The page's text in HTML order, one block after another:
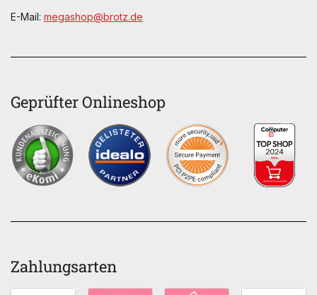
E-Mail: megashop@brotz.de
Geprüfter Onlineshop
Zahlungsarten